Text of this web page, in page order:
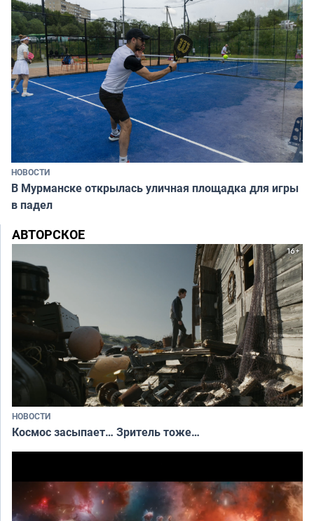
НОВОСТИ
В Мурманске открылась уличная площадка для игры
в падел
АВТОРСКОЕ
НОВОСТИ
Космос засыпает… Зритель тоже…